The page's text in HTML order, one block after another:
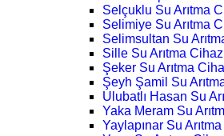
Selçuklu Su Arıtma
Selimiye Su Arıtma
Selimsultan Su
Sille Su Arıtma
Şeker Su Arıtma
Şeyh Şamil Su
Ulubatlı Hasan Su
Yaka Meram Su
Yaylapınar Su Arıtma